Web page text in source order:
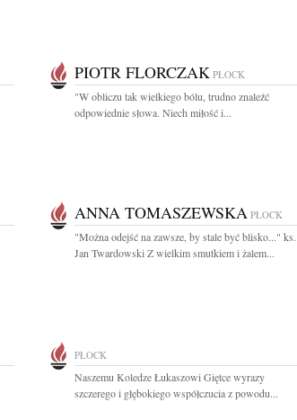
PIOTR FLORCZAK PŁOCK
"W obliczu tak wielkiego bólu, trudno znaleźć
odpowiednie słowa. Niech miłość i...
ANNA TOMASZEWSKA PŁOCK
"Można odejść na zawsze, by stale być blisko..." ks.
Jan Twardowski Z wielkim smutkiem i żalem...
PŁOCK
Naszemu Koledze Łukaszowi Giętce wyrazy
szczerego i głębokiego współczucia z powodu...